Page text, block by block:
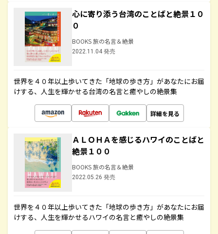
心に寄り添う台湾のことばと絶景１０
０
BOOKS 旅の名言＆絶景
2022.11.04 発売
世界を４０年以上歩いてきた「地球の歩き方」があなたにお届
けする、人生を輝かせる台湾の名言と癒やしの絶景集
詳細を見る
ＡＬＯＨＡを感じるハワイのことばと
絶景１００
BOOKS 旅の名言＆絶景
2022.05.26 発売
世界を４０年以上歩いてきた「地球の歩き方」があなたにお届
けする、人生を輝かせるハワイの名言と癒やしの絶景集